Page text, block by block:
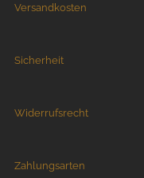
Versandkosten
Sicherheit
Widerrufsrecht
Zahlungsarten